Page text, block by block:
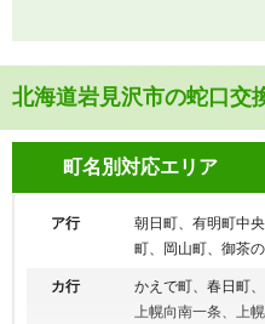
北海道岩見沢市の蛇口交
町名別対応エリア
ア行
朝日町、有明町中
町、岡山町、御茶
カ行
かえで町、春日町
上幌向南一条、上